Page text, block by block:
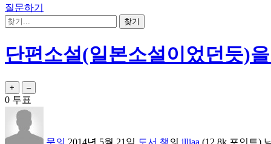
질문하기
단편소설(일본소설이었던듯)
0 투표
문의 2014년 5월 21일 도서,책의 illiaa (12.8k 포인트)